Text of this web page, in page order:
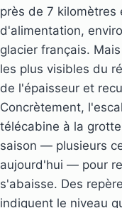
près de 7 kilomètres
d'alimentation,
glacier français.
les plus visibles du
de l'épaisseur et
Concrètement,
télécabine à la
saison — plusieurs
aujourd'hui — pour
s'abaisse. Des
indiquent le niveau